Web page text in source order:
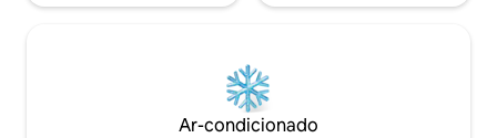
Ar-condicionado